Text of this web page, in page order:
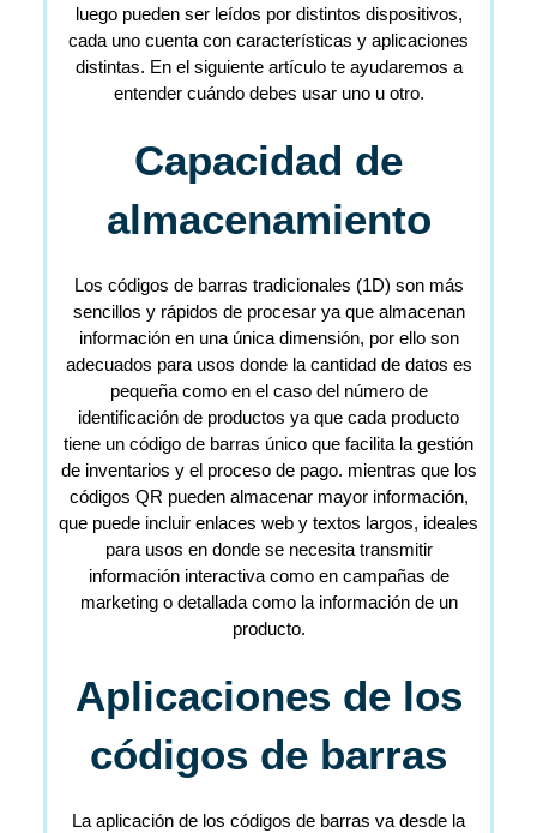
luego pueden ser leídos por distintos dispositivos,
cada uno cuenta con características y aplicaciones
distintas. En el siguiente artículo te ayudaremos a
entender cuándo debes usar uno u otro.
Capacidad de
almacenamiento
Los códigos de barras tradicionales (1D) son más
sencillos y rápidos de procesar ya que almacenan
información en una única dimensión, por ello son
adecuados para usos donde la cantidad de datos es
pequeña como en el caso del número de
identificación de productos ya que cada producto
tiene un código de barras único que facilita la gestión
de inventarios y el proceso de pago. mientras que los
códigos QR pueden almacenar mayor información,
que puede incluir enlaces web y textos largos, ideales
para usos en donde se necesita transmitir
información interactiva como en campañas de
marketing o detallada como la información de un
producto.
Aplicaciones de los
códigos de barras
La aplicación de los códigos de barras va desde la